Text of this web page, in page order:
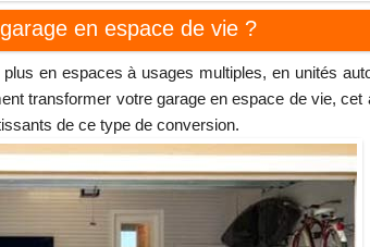
en espace de vie ?
en espaces à usages multiples, en unités
transformer votre garage en espace de vie,
de ce type de conversion.